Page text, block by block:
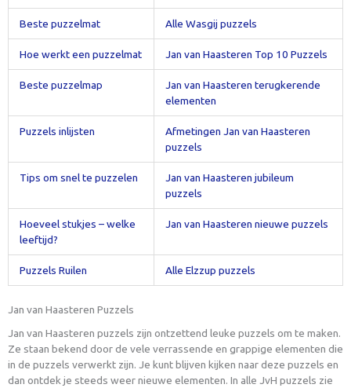
Beste puzzelmat Alle Wasgij puzzels
Hoe werkt een puzzelmat Jan van Haasteren Top 10 Puzzels
Beste puzzelmap
Jan van Haasteren terugkerende
elementen
Puzzels inlijsten
Afmetingen Jan van Haasteren
puzzels
Tips om snel te puzzelen
Jan van Haasteren jubileum
puzzels
Hoeveel stukjes – welke
leeftijd?
Jan van Haasteren nieuwe puzzels
Puzzels Ruilen Alle Elzzup puzzels
Jan van Haasteren Puzzels
Jan van Haasteren puzzels zijn ontzettend leuke puzzels om te maken.
Ze staan bekend door de vele verrassende en grappige elementen die
in de puzzels verwerkt zijn. Je kunt blijven kijken naar deze puzzels en
dan ontdek je steeds weer nieuwe elementen. In alle JvH puzzels zie